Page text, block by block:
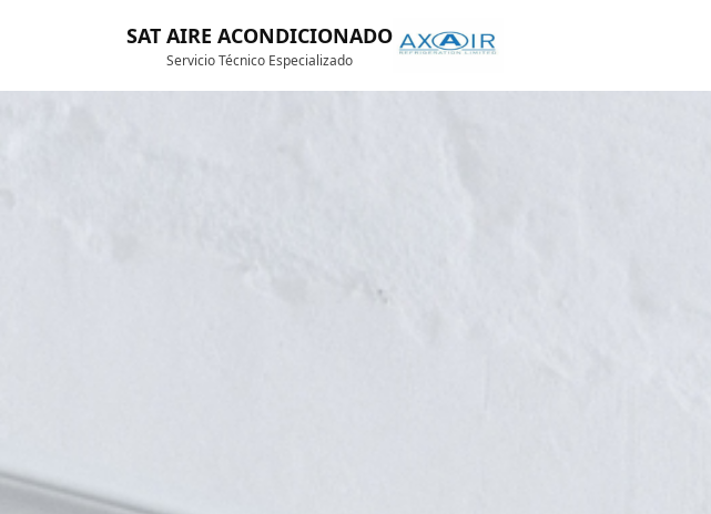
SAT AIRE ACONDICIONADO
Servicio Técnico Especializado